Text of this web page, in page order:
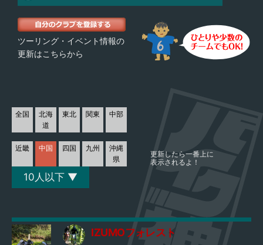
ツーリング・イベント情報の
更新はこちらから
全国
北海
道
東北 関東 中部
近畿 中国 四国 九州
沖縄
県
更新したら一番上に
表示されるよ！
10人以下 ▼
IZUMOフォレスト